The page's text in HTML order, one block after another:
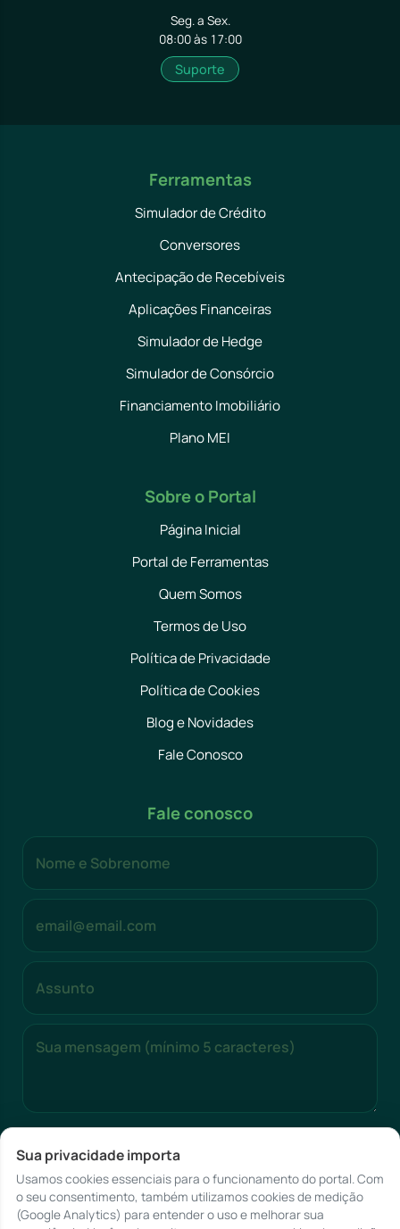
Seg. a Sex.
08:00 às 17:00
Suporte
Ferramentas
Simulador de Crédito
Conversores
Antecipação de Recebíveis
Aplicações Financeiras
Simulador de Hedge
Simulador de Consórcio
Financiamento Imobiliário
Plano MEI
Sobre o Portal
Página Inicial
Portal de Ferramentas
Quem Somos
Termos de Uso
Política de Privacidade
Política de Cookies
Blog e Novidades
Fale Conosco
Fale conosco
Enviar Mensagem
Sua privacidade importa
Usamos cookies essenciais para o funcionamento do portal. Com
o seu consentimento, também utilizamos cookies de medição
(Google Analytics) para entender o uso e melhorar sua